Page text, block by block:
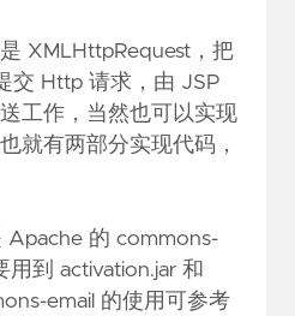
XMLHttpRequest，把
交 Http 请求，由 JSP
工作，当然也可以实现
就有两部分实现代码，
Apache 的 commons-
用到 activation.jar 和
email 的使用可参考